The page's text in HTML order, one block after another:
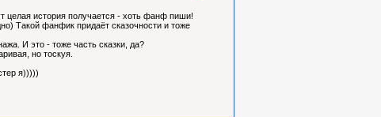
целая история получается - хоть фанф пиши!
Такой фанфик придаёт сказочности и тоже
И это - тоже часть сказки, да?
но тоскуя.
я)))))